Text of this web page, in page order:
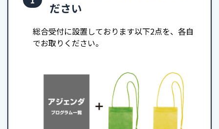
ださい
総合受付に設置しております以下2点を、各自
でお取りください。